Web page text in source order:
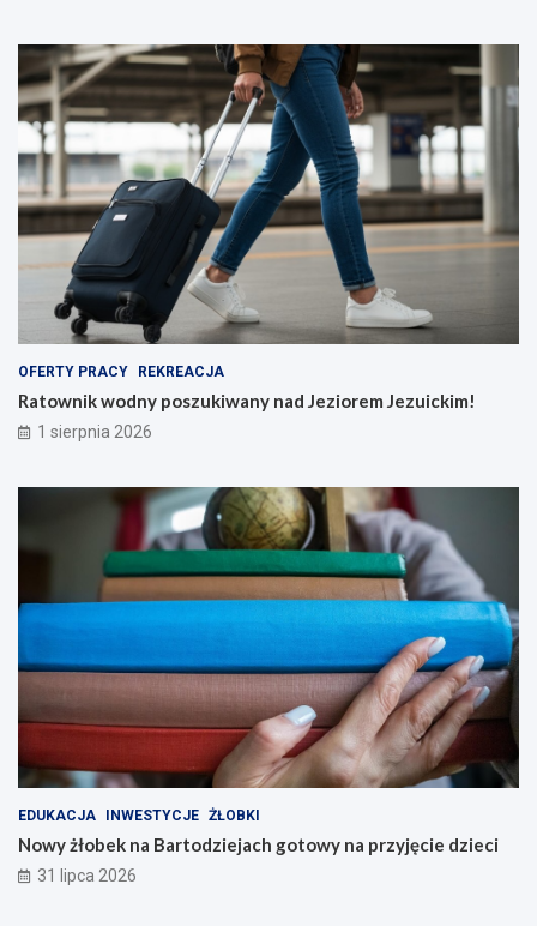
OFERTY PRACY REKREACJA
Ratownik wodny poszukiwany nad Jeziorem Jezuickim!
1 sierpnia 2026
EDUKACJA INWESTYCJE ŻŁOBKI
Nowy żłobek na Bartodziejach gotowy na przyjęcie dzieci
31 lipca 2026